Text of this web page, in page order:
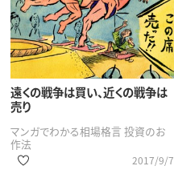
遠くの戦争は買い、近くの戦争は
売り
マンガでわかる相場格言 投資のお
作法
2017/9/7